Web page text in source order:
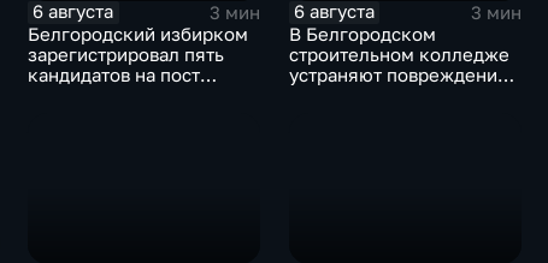
6 августа
3 мин
Белгородский избирком
зарегистрировал пять
кандидатов на пост
6 августа
3 мин
В Белгородском
строительном колледже
устраняют повреждения